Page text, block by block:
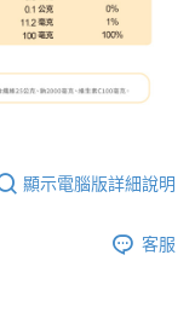
顯示電腦版詳細說明
客服